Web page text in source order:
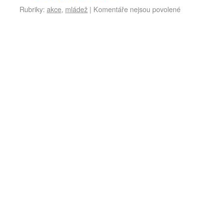
Rubriky: akce, mládež | Komentáře nejsou povolené